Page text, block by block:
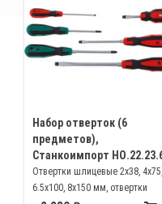
Набор отверток (6
предметов),
Станкоимпорт
Отвертки шлицевые 2х38, 4х75,
6.5х100, 8х150 мм, отвертки